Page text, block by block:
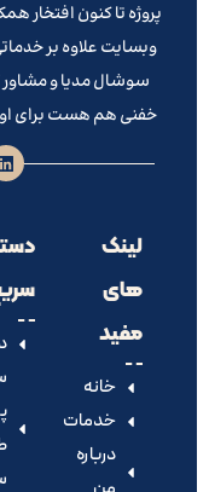
پروژه تا کنون افتخار
وبسایت علاوه بر
سوشال مدیا و
خفنی هم هست برای
لینک
های
مفید
خانه
خدمات
درباره